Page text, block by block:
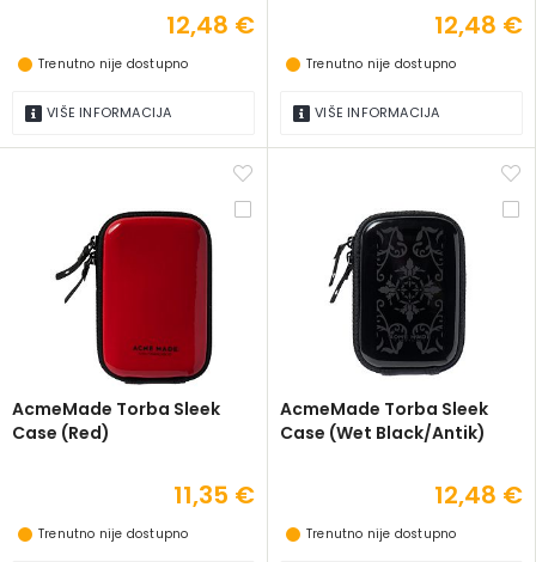
12,48 €
Trenutno nije dostupno
VIŠE INFORMACIJA
12,48 €
Trenutno nije dostupno
VIŠE INFORMACIJA
AcmeMade Torba Sleek
Case (Red)
11,35 €
Trenutno nije dostupno
AcmeMade Torba Sleek
Case (Wet Black/Antik)
12,48 €
Trenutno nije dostupno